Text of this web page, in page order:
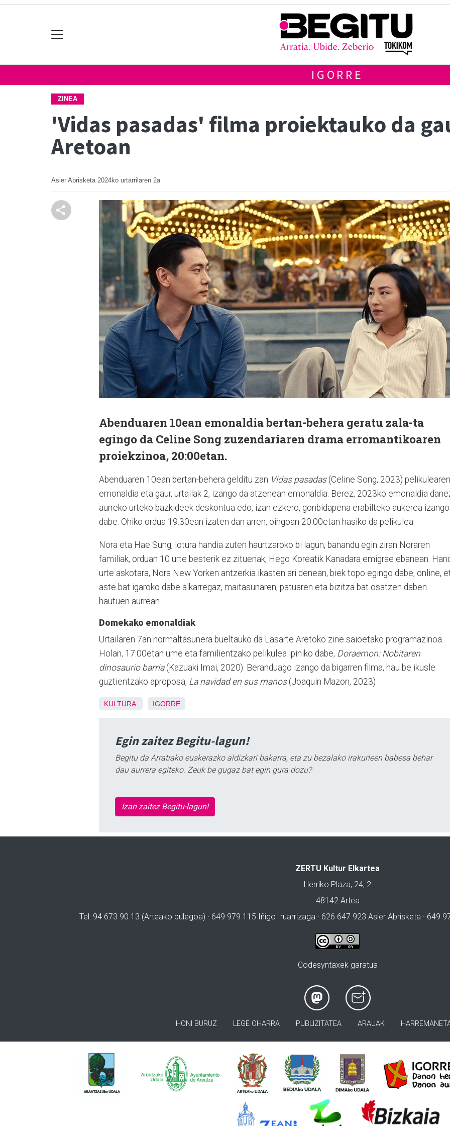
IGORRE
ZINEA
'Vidas pasadas' filma proiektauko da
Aretoan
Asier Abrisketa 2024ko urtarrilaren 2a
Abenduaren 10ean emonaldia bertan-behera geratu zala-ta
egingo da Celine Song zuzendariaren drama erromantikoaren
proiekzinoa, 20:00etan.
Abenduaren 10ean bertan-behera gelditu zan Vidas pasadas(Celine Song, 2023) pelikulearen
emonaldia eta gaur, urtailak 2, izango da atzenean emonaldia. Berez, 2023ko emonaldia
aurreko urteko bazkideek deskontua edo, izan ezkero, gonbidapena erabilteko aukerea izango
dabe. Ohiko ordua 19:30ean izaten dan arren, oingoan 20:00etan hasiko da pelikulea.
Nora eta Hae Sung, lotura handia zuten haurtzaroko bi lagun, banandu egin ziran Noraren
familiak, orduan 10 urte besterik ez zituenak, Hego Koreatik Kanadara emigrae ebanean.
urte askotara, Nora New Yorken antzerkia ikasten ari denean, biek topo egingo dabe, online,
aste bat igaroko dabe alkarregaz, maitasunaren, patuaren eta bizitza bat osatzen daben
hautuen aurrean.
Domekako emonaldiak
Urtailaren 7an normaltasunera bueltauko da Lasarte Aretoko zine saioetako programazinoa.
Holan, 17:00etan ume eta familientzako pelikulea ipiniko dabe, Doraemon: Nobitaren
dinosaurio barria (Kazuaki Imai, 2020). Beranduago izango da bigarren filma, hau be ikusle
guztientzako aproposa, La navidad en sus manos (Joaquin Mazon, 2023)
KULTURA IGORRE
Egin zaitez Begitu-lagun!
Begitu da Arratiako euskerazko aldizkari bakarra, eta zu bezalako irakurleen babesa behar
dau aurrera egiteko. Zeuk be gugaz bat egin gura dozu?
Izan zaitez Begitu-lagun!
ZERTU Kultur Elkartea
Herriko Plaza, 24, 2
48142 Artea
Tel: 94 673 90 13 (Arteako bulegoa) · 649 979 115 Iñigo Iruarrizaga · 626 647 923 Asier Abrisketa · 649
Codesyntaxek garatua
HONI BURUZ LEGE OHARRA PUBLIZITATEA ARAUAK